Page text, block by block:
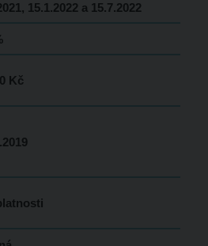
15.1.2022 a 15.7.2022
Kč